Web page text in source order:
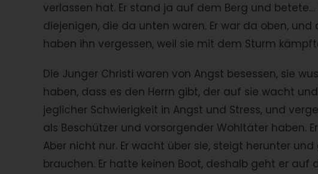
verlassen hat. Er stand ja auf dem Berg und
diejenigen, die da unten waren. Er war da oben,
haben ihn vergessen, weil sie mit dem Sturm
Die Junger Christi waren von Angst besessen, sie
haben, dass es den Herrn gibt, der auf sie wacht
jeglicher Schwierigkeit in Angst und Stress, und
als Beschützer und vorsorgender Wohltäter haben.
Aber nicht nur. Er wacht über sie, steigt herunter
brauchen. Er hatte keinen Boot, deshalb geht er auf